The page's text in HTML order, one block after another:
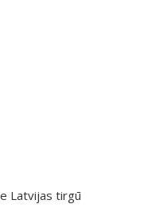
Latvijas tirgū